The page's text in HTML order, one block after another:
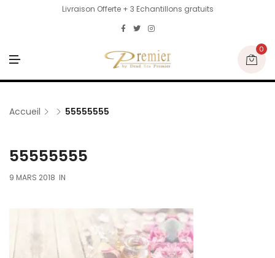
Livraison Offerte + 3 Echantillons gratuits
N
U
0
Accueil 55555555
55555555
9 MARS 2018 IN